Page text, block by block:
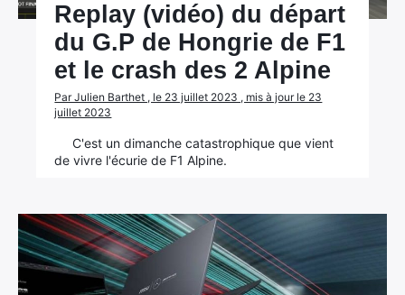
Replay (vidéo) du départ
du G.P de Hongrie de F1
et le crash des 2 Alpine
Par Julien Barthet , le 23 juillet 2023 , mis à jour le 23
juillet 2023
C'est un dimanche catastrophique que vient
de vivre l'écurie de F1 Alpine.